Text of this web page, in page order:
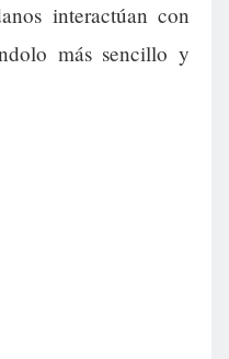
interactúan con
más sencillo y